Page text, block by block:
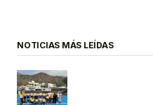
NOTICIAS MÁS LEÍDAS